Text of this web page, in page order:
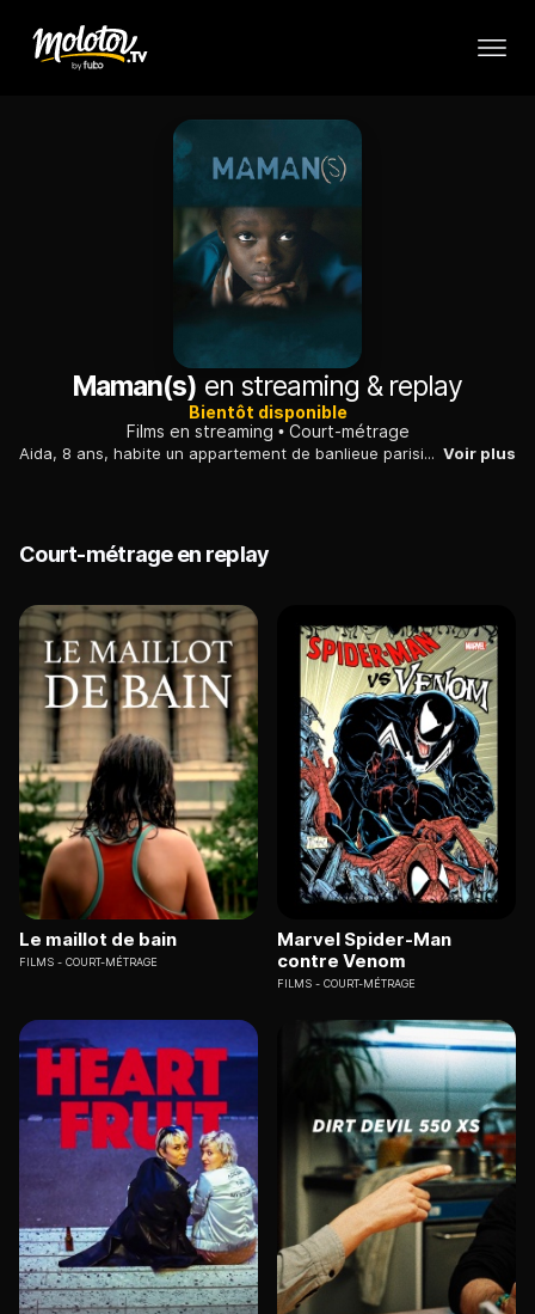
Maman(s) en streaming & replay
Bientôt disponible
Films en streaming
Court-métrage
Aida, 8 ans, habite un appartement de banlieue parisienne. Le jour où son père rentre de son voyage du Sénégal, leur pays d'origine, le quotidien d'Aida et de toute la famille est complètement bouleversé : le père n'est pas revenu seul, il est accompagné d'une jeune sénégalaise, Rama, qu'il présente comme sa deuxième femme. Voir plus
Court-métrage en replay
Le maillot de bain
FILMS COURT-MÉTRAGE
Marvel Spider-Man
contre Venom
FILMS COURT-MÉTRAGE